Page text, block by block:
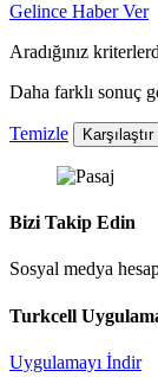
Gelince Haber Ver
Aradığınız
Daha farklı sonuç
Temizle Karşılaştır
Bizi Takip Edin
Sosyal medya
Turkcell
Uygulamayı İndir